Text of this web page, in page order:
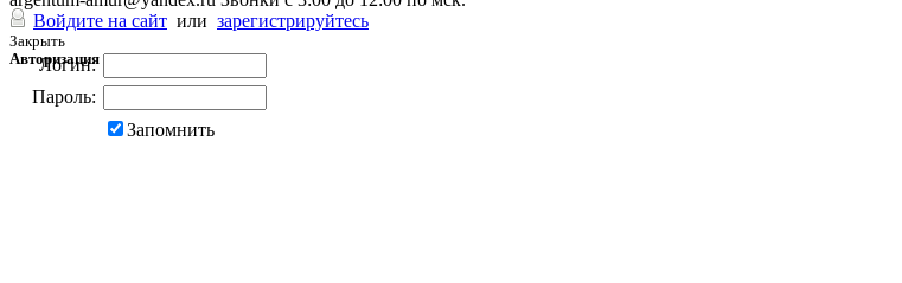
Войдите на сайт или зарегистрируйтесь
Закрыть
Авторизация
Логин:
Пароль:
Запомнить